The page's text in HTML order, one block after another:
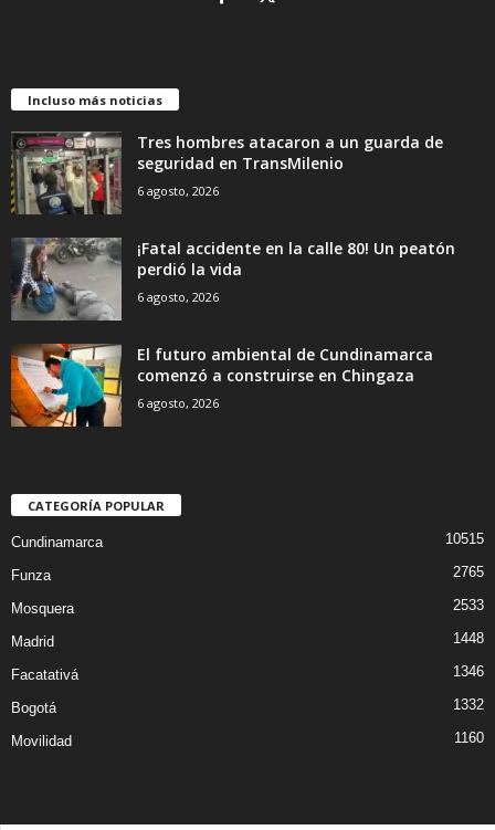
Incluso más noticias
Tres hombres atacaron a un guarda de
seguridad en TransMilenio
6 agosto, 2026
¡Fatal accidente en la calle 80! Un peatón
perdió la vida
6 agosto, 2026
El futuro ambiental de Cundinamarca
comenzó a construirse en Chingaza
6 agosto, 2026
CATEGORÍA POPULAR
Cundinamarca 10515
Funza 2765
Mosquera 2533
Madrid 1448
Facatativá 1346
Bogotá 1332
Movilidad 1160